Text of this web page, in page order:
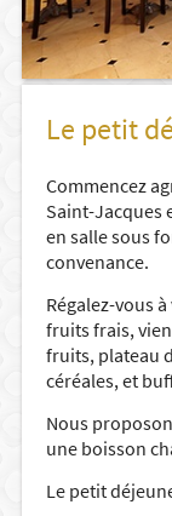
Le petit
Commencez
Saint-Jacques
en salle sous
convenance.
Régalez-vous
fruits frais,
fruits, plateau
céréales, et
Nous
une boisson
Le petit